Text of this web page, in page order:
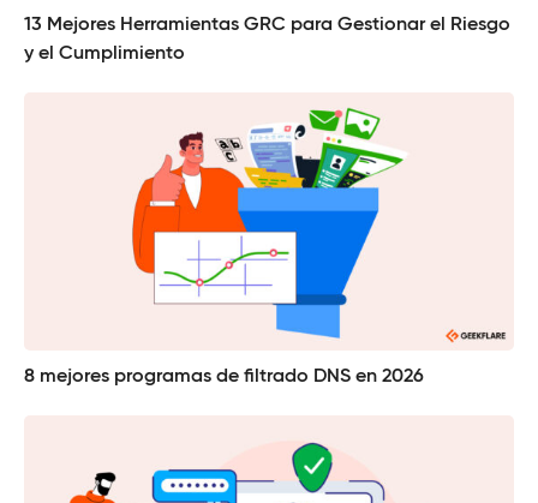
13 Mejores Herramientas GRC para Gestionar el Riesgo
y el Cumplimiento
8 mejores programas de filtrado DNS en 2026